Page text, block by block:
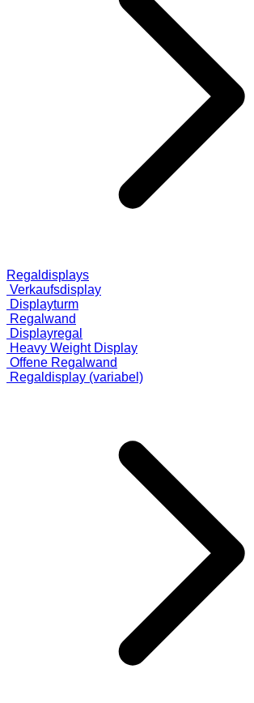
Regaldisplays
Verkaufsdisplay
Displayturm
Regalwand
Displayregal
Heavy Weight Display
Offene Regalwand
Regaldisplay (variabel)